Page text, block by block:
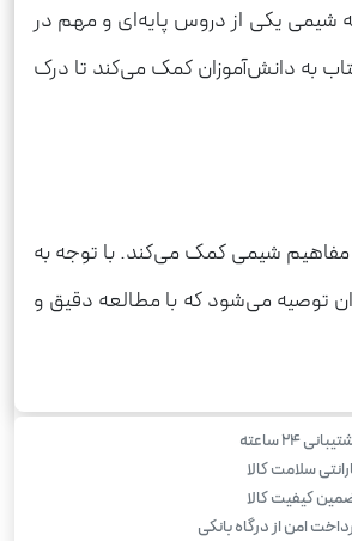
اینکه شیمی یکی از دروس پایه‌ای و مهم در
به دانش‌آموزان کمک می‌کند تا درک
مفاهیم شیمی کمک می‌کند. با توجه به
توصیه می‌شود که با مطالعه دقیق و
۲۴ ساعته
سلامت کالا
کیفیت کالا
امن از درگاه بانکی